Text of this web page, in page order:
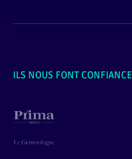
ILS NOUS FONT CONFIANCE